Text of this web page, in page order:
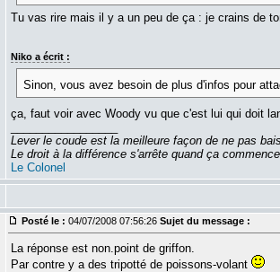
Tu vas rire mais il y a un peu de ça : je crains de
Niko a écrit :
Sinon, vous avez besoin de plus d'infos pour
ça, faut voir avec Woody vu que c'est lui qui doit
Lever le coude est la meilleure façon de ne pas
Le droit à la différence s'arrête quand ça
Le Colonel
Posté le : 04/07/2008 07:56:26 Sujet du message :
La réponse est non.point de griffon.
Par contre y a des tripotté de poissons-volant